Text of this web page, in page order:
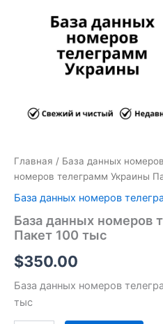
Главная / База данных
номеров телеграмм Украины
База данных номеров
База данных номеров
Пакет 100 тыс
$350.00
База данных номеров
тыс
телеграмм